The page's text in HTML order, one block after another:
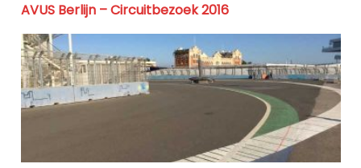
AVUS Berlijn – Circuitbezoek 2016
Valencia Stratencircuit F1 – Circuitbezoek 2017